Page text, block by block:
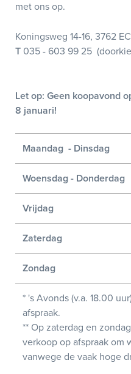
met ons op.
Koningsweg 14-16, 3762
T 035 - 603 99 25
Let op: Geen koopavond
8 januari!
Maandag - Dinsdag
Woensdag - Donderdag
Vrijdag
Zaterdag
Zondag
* 's Avonds (v.a. 18.00
afspraak.
** Op zaterdag en
verkoop op afspraak om
vanwege de vaak hoge